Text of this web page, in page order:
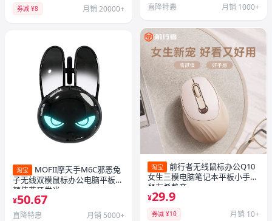
券减 ¥8 月销 20000+
淘宝
MOFII摩天手M6C邪恶兔
子无线双模鼠标办公电脑平板高
颜值蓝牙发光
¥50.67
直降特惠 月销 5000+
直降特惠 月销 1000+
淘宝
前行者无线鼠标办公Q10
女生三模电脑笔记本平板小手滑
鼠友希静音
¥29.9
券减 ¥10 月销 10+